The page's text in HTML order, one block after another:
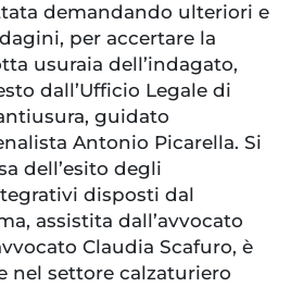
demandando ulteriori e
per accertare la
usuraia dell’indagato,
dall’Ufficio Legale di
guidato
Antonio Picarella. Si
dell’esito degli
disposti dal
assistita dall’avvocato
Claudia Scafuro, è
nel settore calzaturiero